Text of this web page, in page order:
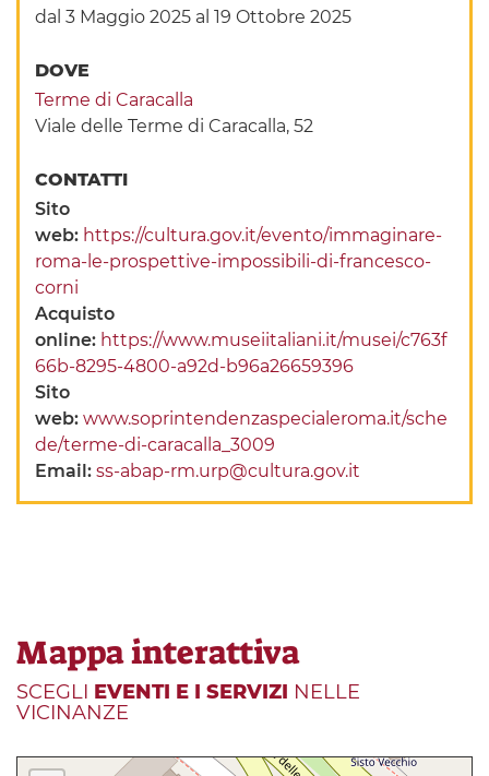
dal 3 Maggio 2025 al 19 Ottobre 2025
DOVE
Terme di Caracalla
Viale delle Terme di Caracalla, 52
CONTATTI
Sito
web: https://cultura.gov.it/evento/immaginare-
roma-le-prospettive-impossibili-di-francesco-
corni
Acquisto
online: https://www.museiitaliani.it/musei/c763f
66b-8295-4800-a92d-b96a26659396
Sito
web:www.soprintendenzaspecialeroma.it/sche
de/terme-di-caracalla_3009
Email:ss-abap-rm.urp@cultura.gov.it
Mappa interattiva
SCEGLI EVENTI E I SERVIZI NELLE
VICINANZE